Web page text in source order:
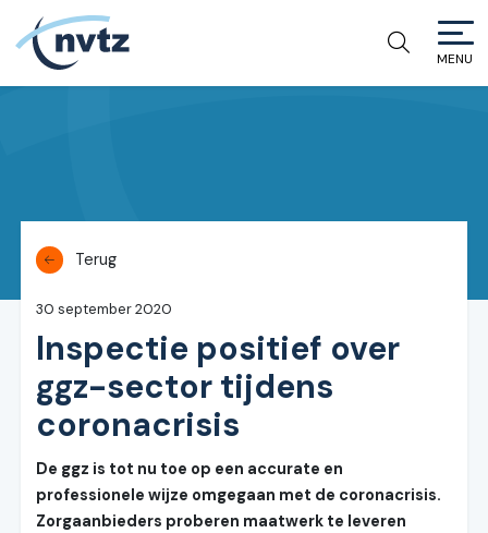
NVTZ
MENU
Terug
30 september 2020
Inspectie positief over
ggz-sector tijdens
coronacrisis
De ggz is tot nu toe op een accurate en
professionele wijze omgegaan met de coronacrisis.
Zorgaanbieders proberen maatwerk te leveren